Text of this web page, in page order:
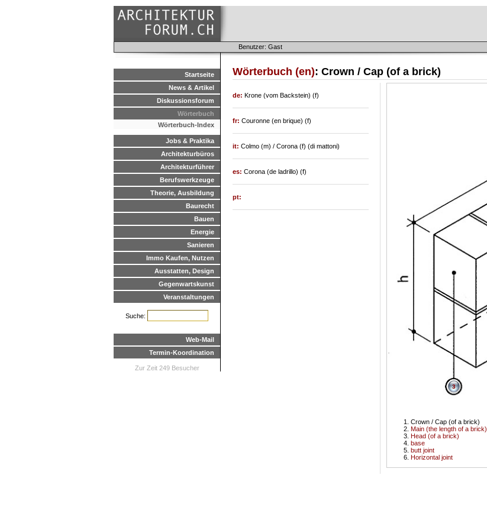
Benutzer: Gast
Startseite
News & Artikel
Diskussionsforum
Wörterbuch
Wörterbuch-Index
Jobs & Praktika
Architekturbüros
Architekturführer
Berufswerkzeuge
Theorie, Ausbildung
Baurecht
Bauen
Energie
Sanieren
Immo Kaufen, Nutzen
Ausstatten, Design
Gegenwartskunst
Veranstaltungen
Suche:
Web-Mail
Termin-Koordination
Zur Zeit 249 Besucher
Wörterbuch (en): Crown / Cap (of a brick)
Crown / Cap (of a brick)
Main (the length of a brick)
Head (of a brick)
3
base
butt joint
Horizontal joint
de: Krone (vom Backstein) (f)
fr: Couronne (en brique) (f)
it: Colmo (m) / Corona (f) (di mattoni)
es: Corona (de ladrillo) (f)
pt: